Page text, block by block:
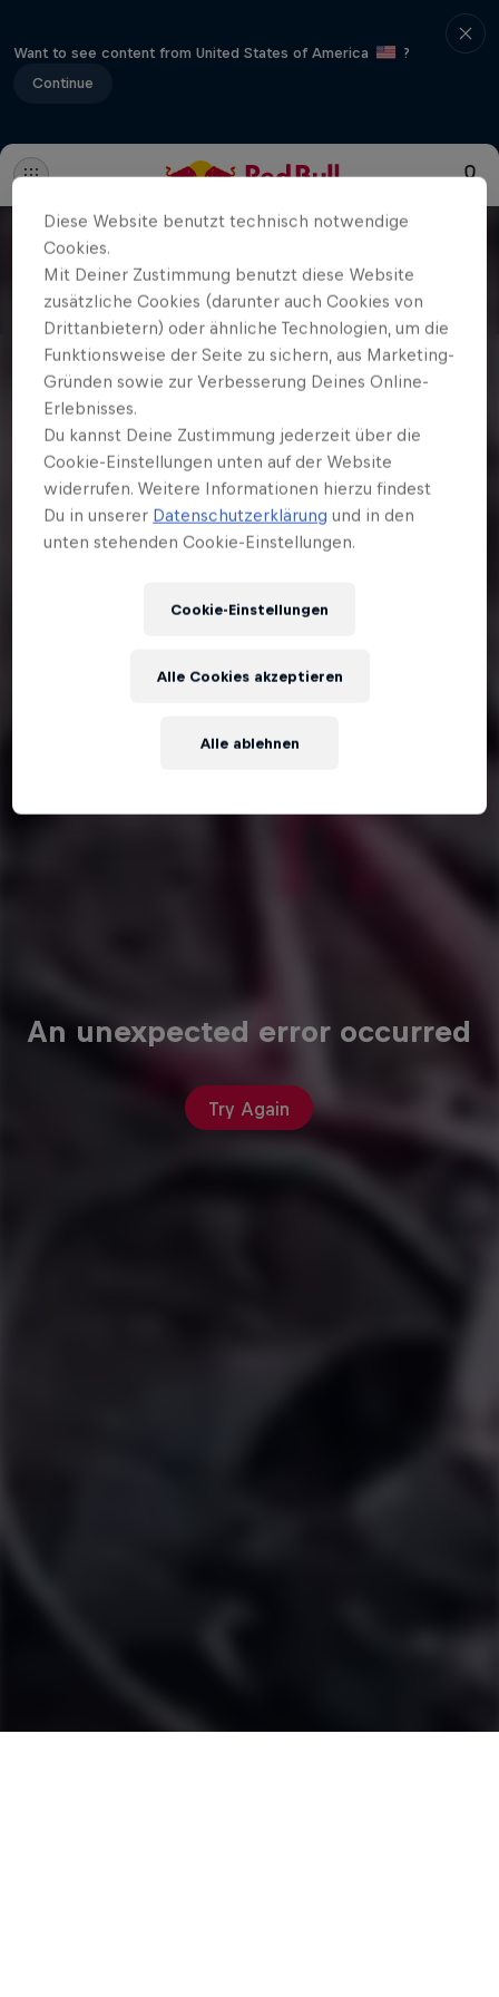
Want to see content from United States of America
?
Continue
An unexpected error occurred
Try Again
Diese Website benutzt technisch notwendige
Cookies.
Mit Deiner Zustimmung benutzt diese Website
zusätzliche Cookies (darunter auch Cookies von
Drittanbietern) oder ähnliche Technologien, um die
Funktionsweise der Seite zu sichern, aus Marketing-
Gründen sowie zur Verbesserung Deines Online-
Erlebnisses.
Du kannst Deine Zustimmung jederzeit über die
Cookie-Einstellungen unten auf der Website
widerrufen. Weitere Informationen hierzu findest
Du in unserer Datenschutzerklärung und in den
unten stehenden Cookie-Einstellungen.
Cookie-Einstellungen
Alle ablehnen
Alle Cookies akzeptieren